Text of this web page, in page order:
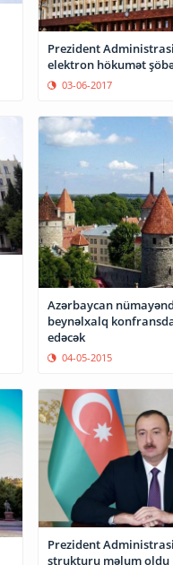
Prezident
elektron hökumət
03-06-2017
Azərbaycan
beynəlxalq
edəcək
04-05-2015
Prezident
strukturu məlum oldu